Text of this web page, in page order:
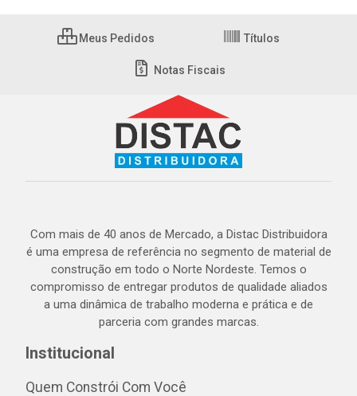
Meus Pedidos Títulos
Notas Fiscais
Com mais de 40 anos de Mercado, a Distac Distribuidora
é uma empresa de referência no segmento de material de
construção em todo o Norte Nordeste. Temos o
compromisso de entregar produtos de qualidade aliados
a uma dinâmica de trabalho moderna e prática e de
parceria com grandes marcas.
Institucional
Quem Constrói Com Você